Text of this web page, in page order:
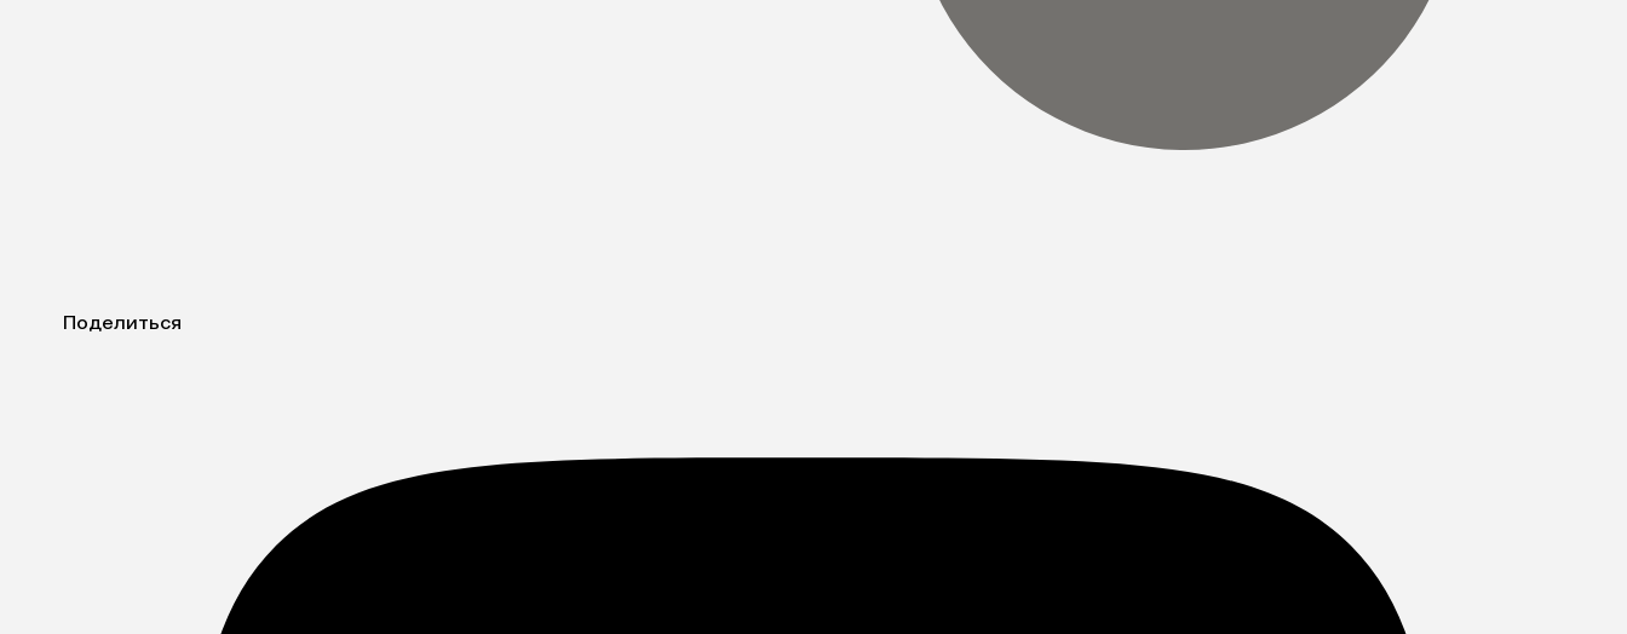
Поделиться